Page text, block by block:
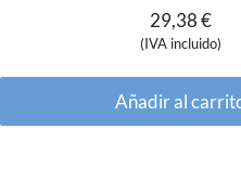
29,38€
(IVA incluido)
Añadir al